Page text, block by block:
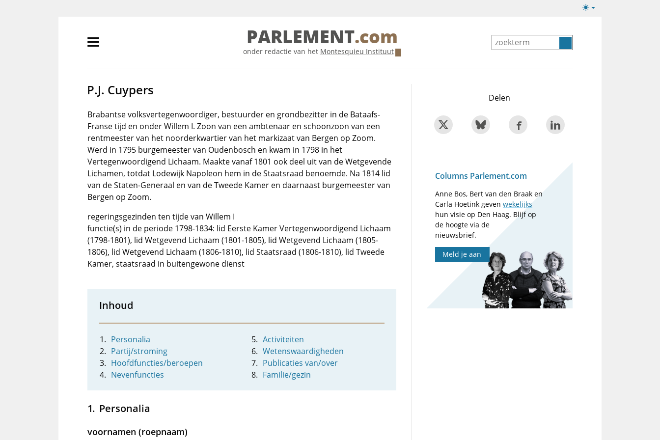
Lichte/donkere
Primair
tonen/verbergen
PARLEMENT.com
onder redactie van het Montesquieu Instituut
P.J. Cuypers
Brabantse volksvertegenwoordiger, bestuurder en grondbezitter in de Bataafs-
Franse tijd en onder Willem I. Zoon van een ambtenaar en schoonzoon van een
rentmeester van het noorderkwartier van het markizaat van Bergen op Zoom.
Werd in 1795 burgemeester van Oudenbosch en kwam in 1798 in het
Vertegenwoordigend Lichaam. Maakte vanaf 1801 ook deel uit van de Wetgevende
Lichamen, totdat Lodewijk Napoleon hem in de Staatsraad benoemde. Na 1814 lid
van de Staten-Generaal en van de Tweede Kamer en daarnaast burgemeester van
Bergen op Zoom.
regeringsgezinden ten tijde van Willem I
functie(s) in de periode 1798-1834: lid Eerste Kamer Vertegenwoordigend Lichaam
(1798-1801), lid Wetgevend Lichaam (1801-1805), lid Wetgevend Lichaam (1805-
1806), lid Wetgevend Lichaam (1806-1810), lid Staatsraad (1806-1810), lid Tweede
Kamer, staatsraad in buitengewone dienst
Inhoud
Personalia
Partij/stroming
Hoofdfuncties/beroepen
Nevenfuncties
Activiteiten
Wetenswaardigheden
Publicaties van/over
Familie/gezin
Personalia
voornamen (roepnaam)
Delen
Columns Parlement.com
Anne Bos, Bert van den Braak en
Carla Hoetink gevenwekelijks
hun visie op Den Haag. Blijf op
de hoogte via de
nieuwsbrief.
Meld je aan